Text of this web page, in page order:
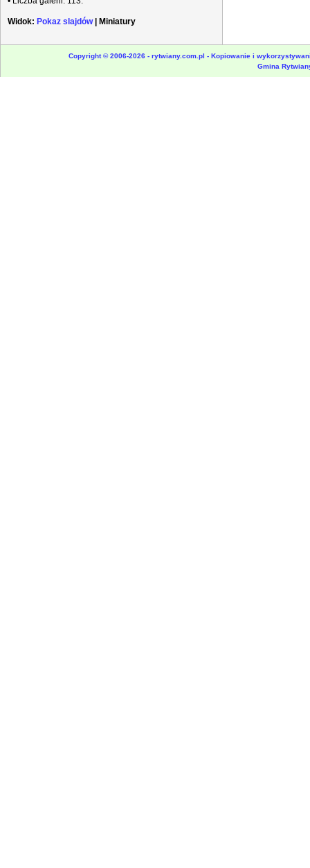
Widok: Pokaz slajdów| Miniatury
Copyright © 2006-2026 - rytwiany.com.pl - Kopiowanie i
Gmina